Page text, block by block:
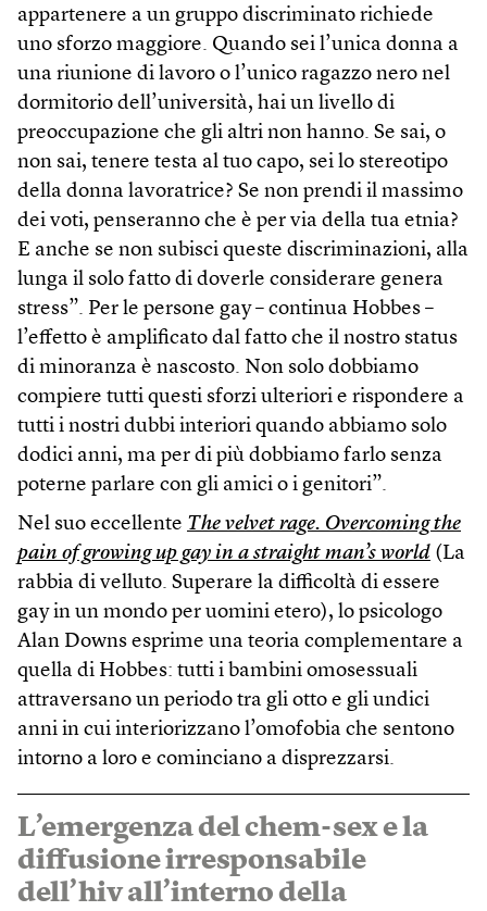
appartenere a un gruppo discriminato richiede
uno sforzo maggiore. Quando sei l’unica donna a
una riunione di lavoro o l’unico ragazzo nero nel
dormitorio dell’università, hai un livello di
preoccupazione che gli altri non hanno. Se sai, o
non sai, tenere testa al tuo capo, sei lo stereotipo
della donna lavoratrice? Se non prendi il massimo
dei voti, penseranno che è per via della tua etnia?
E anche se non subisci queste discriminazioni, alla
lunga il solo fatto di doverle considerare genera
stress”. Per le persone gay – continua Hobbes –
l’effetto è amplificato dal fatto che il nostro status
di minoranza è nascosto. Non solo dobbiamo
compiere tutti questi sforzi ulteriori e rispondere a
tutti i nostri dubbi interiori quando abbiamo solo
dodici anni, ma per di più dobbiamo farlo senza
poterne parlare con gli amici o i genitori”.
Nel suo eccellente The velvet rage. Overcoming the
pain of growing up gay in a straight man’s world (La
rabbia di velluto. Superare la difficoltà di essere
gay in un mondo per uomini etero), lo psicologo
Alan Downs esprime una teoria complementare a
quella di Hobbes: tutti i bambini omosessuali
attraversano un periodo tra gli otto e gli undici
anni in cui interiorizzano l’omofobia che sentono
intorno a loro e cominciano a disprezzarsi.
L’emergenza del chem-sex e la
diffusione irresponsabile
dell’hiv all’interno della